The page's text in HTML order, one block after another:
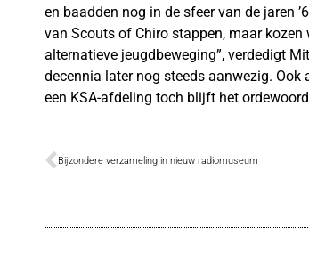
en baadden nog in de sfeer van de jaren
van Scouts of Chiro stappen, maar
alternatieve jeugdbeweging”, verdedigt
decennia later nog steeds aanwezig.
een KSA-afdeling toch blijft het
Bijzondere verzameling in nieuw radiomuseum